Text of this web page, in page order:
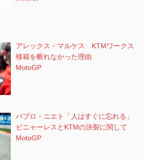
アレックス・マルケス KTMワークス
移籍を断れなかった理由
MotoGP
パブロ・ニエト「人はすぐに忘れる」
ビニャーレスとKTMの決裂に関して
MotoGP